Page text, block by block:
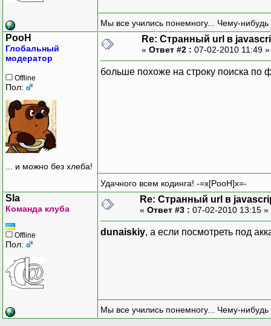
Мы все учились понемногу... Чему-нибудь
PooH
Глобальный
модератор
Offline
Пол:
... и можно без хлеба!
Re: Странный url в
« Ответ #2 : 07-02-2010 11:49
больше похоже на строку поиска по
Удачного всем кодинга! -=x[PooH]x=-
Sla
Команда клуба
Offline
Пол:
Re: Странный url в
« Ответ #3 : 07-02-2010 13:15 »
dunaiskiy, а если посмотреть под
Мы все учились понемногу... Чему-нибудь